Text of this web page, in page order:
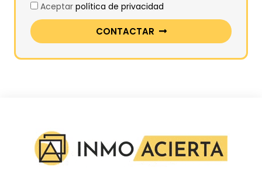
Aceptar política de privacidad
CONTACTAR